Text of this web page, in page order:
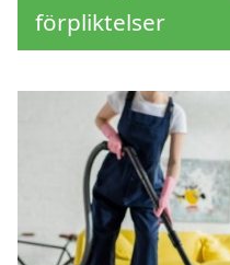
förpliktelser